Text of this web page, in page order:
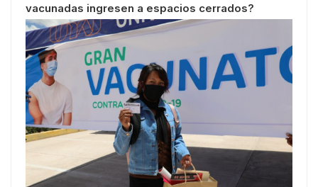
vacunadas ingresen a espacios cerrados?